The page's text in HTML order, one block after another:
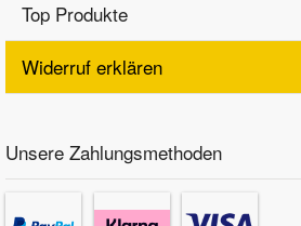
Top Produkte
Widerruf erklären
Unsere Zahlungsmethoden